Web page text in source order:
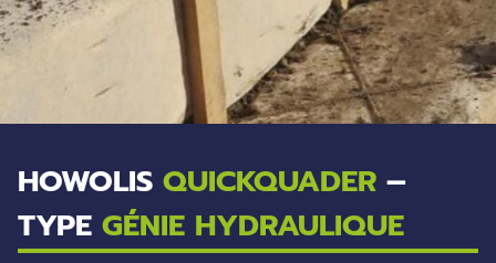
HOWOLIS QUICKQUADER –
TYPE GÉNIE HYDRAULIQUE